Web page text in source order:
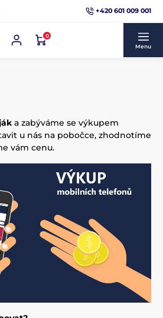
+420 601 009 001
0
Menu
a zabýváme se výkupem
u nás na pobočce, zhodnotíme
vám cenu.